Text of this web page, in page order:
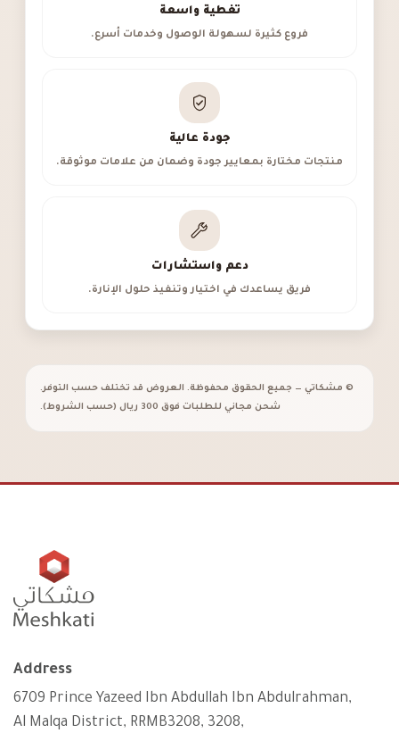
تغطية واسعة
فروع كثيرة لسهولة الوصول وخدمات أسرع.
جودة عالية
منتجات مختارة بمعايير جودة وضمان من علامات موثوقة.
دعم واستشارات
فريق يساعدك في اختيار وتنفيذ حلول الإنارة.
© مشكاتي — جميع الحقوق محفوظة. العروض قد تختلف حسب التوفر.
شحن مجاني للطلبات فوق 300 ريال (حسب الشروط).
Address
6709 Prince Yazeed Ibn Abdullah Ibn Abdulrahman,
Al Malqa District, RRMB3208, 3208,